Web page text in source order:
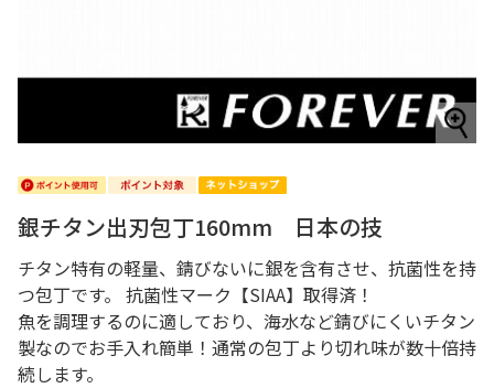
銀チタン出刃包丁160mm 日本の技
チタン特有の軽量、錆びないに銀を含有させ、抗菌性を持
つ包丁です。 抗菌性マーク【SIAA】取得済！
魚を調理するのに適しており、海水など錆びにくいチタン
製なのでお手入れ簡単！通常の包丁より切れ味が数十倍持
続します。